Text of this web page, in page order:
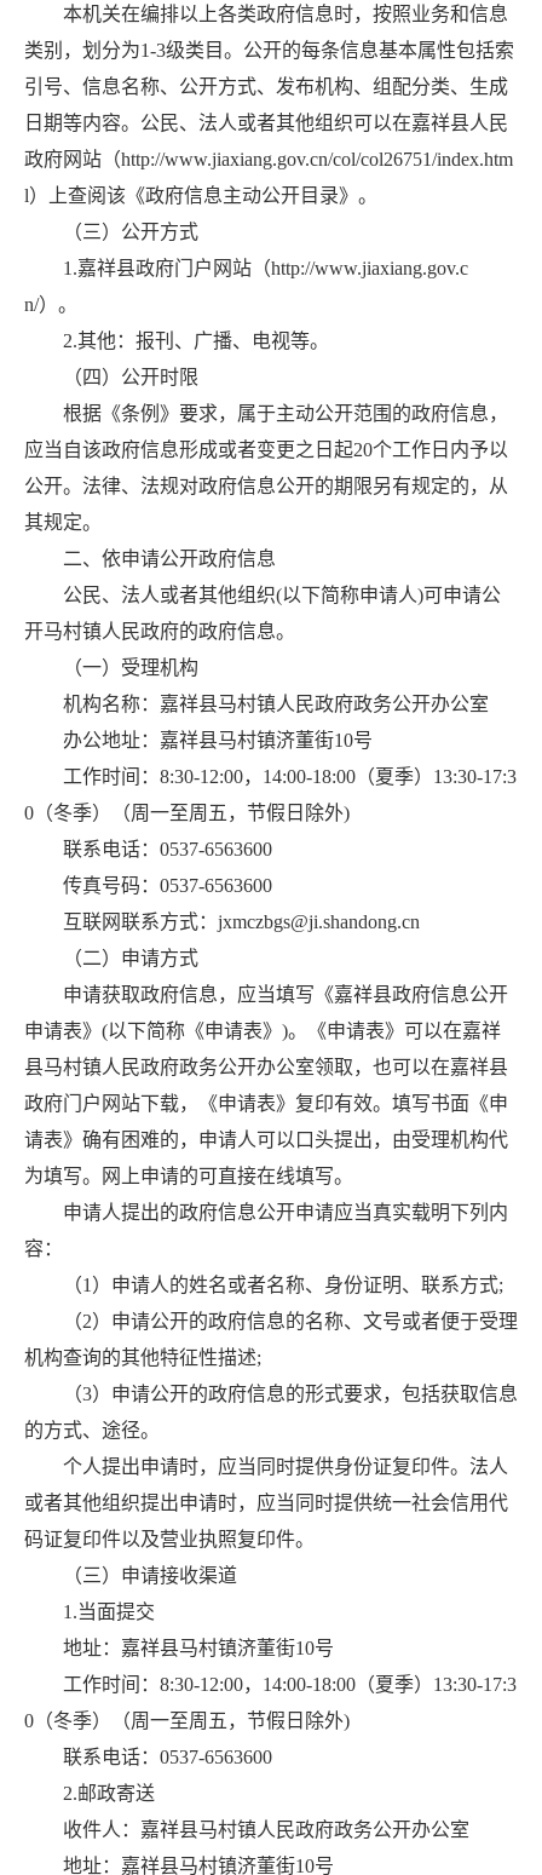
本机关在编排以上各类政府信息时，按照业务和信息
类别，划分为1-3级类目。公开的每条信息基本属性包括索
引号、信息名称、公开方式、发布机构、组配分类、生成
日期等内容。公民、法人或者其他组织可以在嘉祥县人民
政府网站（http://www.jiaxiang.gov.cn/col/col26751/index.htm
l）上查阅该《政府信息主动公开目录》。
（三）公开方式
1.嘉祥县政府门户网站（http://www.jiaxiang.gov.c
n/）。
2.其他：报刊、广播、电视等。
（四）公开时限
根据《条例》要求，属于主动公开范围的政府信息，
应当自该政府信息形成或者变更之日起20个工作日内予以
公开。法律、法规对政府信息公开的期限另有规定的，从
其规定。
二、依申请公开政府信息
公民、法人或者其他组织(以下简称申请人)可申请公
开马村镇人民政府的政府信息。
（一）受理机构
机构名称：嘉祥县马村镇人民政府政务公开办公室
办公地址：嘉祥县马村镇济董街10号
工作时间：8:30-12:00，14:00-18:00（夏季）13:30-17:3
0（冬季）（周一至周五，节假日除外)
联系电话：0537-6563600
传真号码：0537-6563600
互联网联系方式：jxmczbgs@ji.shandong.cn
（二）申请方式
申请获取政府信息，应当填写《嘉祥县政府信息公开
申请表》(以下简称《申请表》)。《申请表》可以在嘉祥
县马村镇人民政府政务公开办公室领取，也可以在嘉祥县
政府门户网站下载，《申请表》复印有效。填写书面《申
请表》确有困难的，申请人可以口头提出，由受理机构代
为填写。网上申请的可直接在线填写。
申请人提出的政府信息公开申请应当真实载明下列内
容：
（1）申请人的姓名或者名称、身份证明、联系方式;
（2）申请公开的政府信息的名称、文号或者便于受理
机构查询的其他特征性描述;
（3）申请公开的政府信息的形式要求，包括获取信息
的方式、途径。
个人提出申请时，应当同时提供身份证复印件。法人
或者其他组织提出申请时，应当同时提供统一社会信用代
码证复印件以及营业执照复印件。
（三）申请接收渠道
1.当面提交
地址：嘉祥县马村镇济董街10号
工作时间：8:30-12:00，14:00-18:00（夏季）13:30-17:3
0（冬季）（周一至周五，节假日除外)
联系电话：0537-6563600
2.邮政寄送
收件人：嘉祥县马村镇人民政府政务公开办公室
地址：嘉祥县马村镇济董街10号